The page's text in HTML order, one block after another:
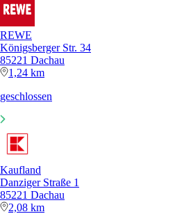
REWE
Königsberger Str. 34
85221 Dachau
1,24 km
geschlossen
Kaufland
Danziger Straße 1
85221 Dachau
2,08 km